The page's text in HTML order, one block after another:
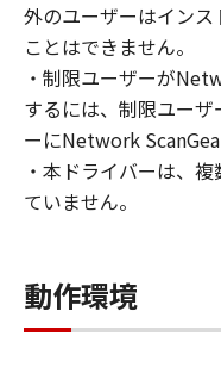
６．サポートおよ
キヤノン、キヤノ
らの販売代理店
のライセンサー
ェア」の使用を
トウェア」に対
あるいはサポート
７．保証の否認・
(1) 「本ソフトウ
外のユーザーはイン
ことはできません。
・制限ユーザーが
するには、制限ユー
ーにNetwork
・本ドライバーは、
ていません。
動作環境